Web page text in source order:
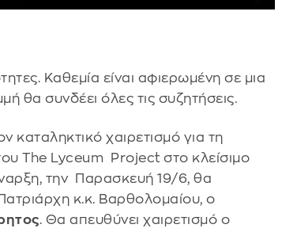
Καθεμία είναι αφιερωμένη σε μια
θα συνδέει όλες τις συζητήσεις.
καταληκτικό χαιρετισμό για τη
The Lyceum Project στο κλείσιμο
την Παρασκευή 19/6, θα
κ.κ. Βαρθολομαίου, ο
. Θα απευθύνει χαιρετισμό ο